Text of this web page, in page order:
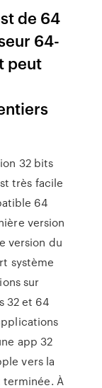
de 64
64-
peut
32 bits
très facile
64
version
version du
système
sur
32 et 64
app 32
vers la
À